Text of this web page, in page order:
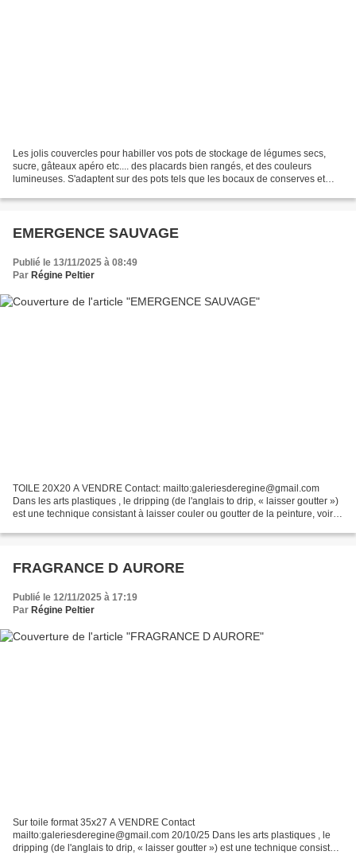
Les jolis couvercles pour habiller vos pots de stockage de légumes secs,
sucre, gâteaux apéro etc.... des placards bien rangés, et des couleurs
lumineuses. S'adaptent sur des pots tels que les bocaux de conserves et
EMERGENCE SAUVAGE
Publié le 13/11/2025 à 08:49
Par Régine Peltier
TOILE 20X20 A VENDRE Contact: mailto:galeriesderegine@gmail.com
Dans les arts plastiques , le dripping (de l'anglais to drip, « laisser goutter »)
est une technique consistant à laisser couler ou goutter de la peinture, voire
FRAGRANCE D AURORE
Publié le 12/11/2025 à 17:19
Par Régine Peltier
Sur toile format 35x27 A VENDRE Contact
mailto:galeriesderegine@gmail.com 20/10/25 Dans les arts plastiques , le
dripping (de l'anglais to drip, « laisser goutter ») est une technique consistant